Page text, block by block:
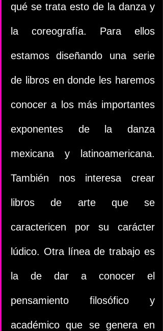
qué se trata esto de la danza y
la coreografía. Para ellos
estamos diseñando una serie
de libros en donde les haremos
conocer a los más importantes
exponentes de la danza
mexicana y latinoamericana.
También nos interesa crear
libros de arte que se
caractericen por su carácter
lúdico. Otra línea de trabajo es
la de dar a conocer el
pensamiento filosófico y
académico que se genera en